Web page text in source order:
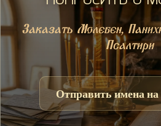
Заказать Молебен,
Псалтири
Отправить имена